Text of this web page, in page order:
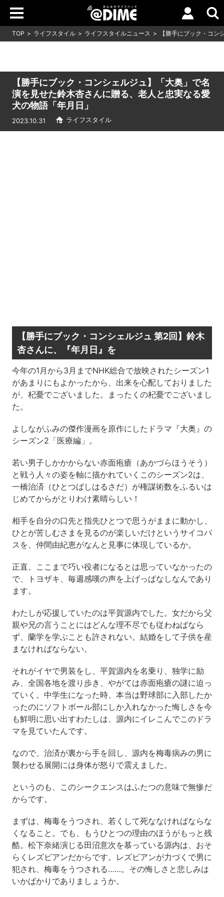
TOP ライフスタイル ライフスタイルニュース 【勝手にブック・コ
【勝手にブック・コンシェルジュ】「大奥」で名
演を見せた鈴木杏さんに贈る、老人と忠実なる愛
犬の物語「年月日」
2023.10.31 ライフスタイル
【勝手にブック・コンシェルジュ 第2回】鈴木
杏さんに、『年月日』を
今年の1月から3月までNHK総合で放映されたシーズン1
があまりにもよかったから、出来を心配しておりました
が、杞憂でございました。まったくの杞憂でございまし
た。
よしながふみの傑作漫画を原作にしたドラマ『大奥』の
シーズン2「医療編」。
若い男子しかかからない赤面疱瘡（あかづらほうそう）
と戦う人々の姿を軸に描かれていくこのシーズン2は、
一橋治済（ひとつばしはるさだ）が権謀術数をふるいは
じめてからがとりわけ素晴らしい！
相手を自分の口先と指先ひとつで思うがままに動かし、
ひとが苦しむさまを見るのが楽しいだけというサイコパ
スを、仲間由紀恵がなんと見事に体現しているか。
正直、ここまで巧い役者になるとは思っていなかったの
で、トヨザキ、毎週感嘆の声を上げっぱなしなんであり
ます。
わたしが応援していたのは平賀源内でした。女だから父
親や兄の言うことにはどんな理不尽でも従わねばなら
ず、蘭学を学ぶことも許されない。結婚をして子供を産
まなければならない。
それがイヤで男装をし、平賀源内を名乗り、独学に励
み、全国各地を渡り歩き、やがては赤面疱瘡の謎に迫っ
ていく。中学生になった時、本当は野球部に入部したか
ったのにソフトボール部にしか入れなかった悔しさを今
も鮮明に思い出すわたしは、源内にイレこんでこのドラ
マを見ていたんです。
なので、治済が裏から手を回し、源内を梅毒病みの男に
襲わせる展開には身体が怒りで震えました。
というのも、このシークエンスはふたつの意味で無惨だ
からです。
まずは、梅毒をうつされ、若くして死ななければならな
くなること。でも、もうひとつの理由のほうがもっと残
酷。松下奈緒演じる田沼意次を慕っている源内は、おそ
らくレズビアンだからです。レズビアンが力づくで男に
犯され、梅毒をうつされる……。その悔しさと悲しみは
いかばかりでありましょうか。